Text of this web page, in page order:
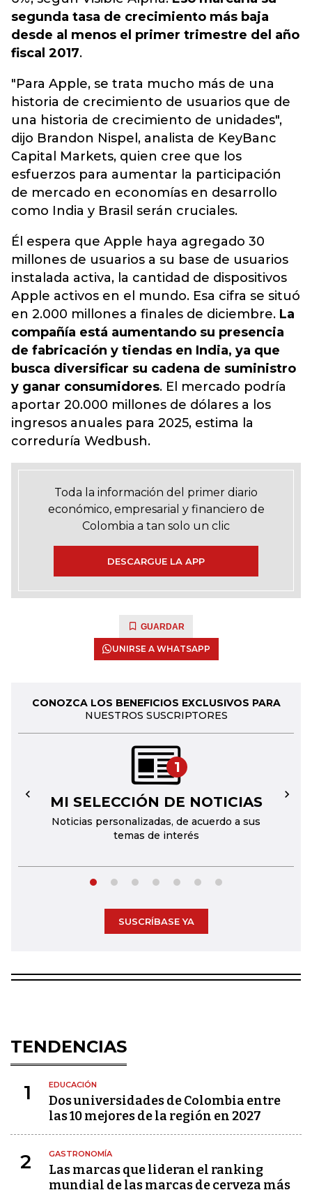
segunda tasa de crecimiento más baja
desde al menos el primer trimestre del año
fiscal 2017.
"Para Apple, se trata mucho más de una
historia de crecimiento de usuarios que de
una historia de crecimiento de unidades",
dijo Brandon Nispel, analista de KeyBanc
Capital Markets, quien cree que los
esfuerzos para aumentar la participación
de mercado en economías en desarrollo
como India y Brasil serán cruciales.
Él espera que Apple haya agregado 30
millones de usuarios a su base de usuarios
instalada activa, la cantidad de dispositivos
Apple activos en el mundo. Esa cifra se situó
en 2.000 millones a finales de diciembre. La
compañía está aumentando su presencia
de fabricación y tiendas en India, ya que
busca diversificar su cadena de suministro
y ganar consumidores. El mercado podría
aportar 20.000 millones de dólares a los
ingresos anuales para 2025, estima la
correduría Wedbush.
Toda la información del primer diario
económico, empresarial y financiero de
Colombia a tan solo un clic
DESCARGUE LA APP
GUARDAR
UNIRSE A WHATSAPP
CONOZCA LOS BENEFICIOS EXCLUSIVOS PARA
NUESTROS SUSCRIPTORES
1
MI SELECCIÓN DE NOTICIAS
Noticias personalizadas, de acuerdo a sus
temas de interés
← →
SUSCRÍBASE YA
TENDENCIAS
1 EDUCACIÓN
Dos universidades de Colombia entre
las 10 mejores de la región en 2027
2 GASTRONOMÍA
Las marcas que lideran el ranking
mundial de las marcas de cerveza más